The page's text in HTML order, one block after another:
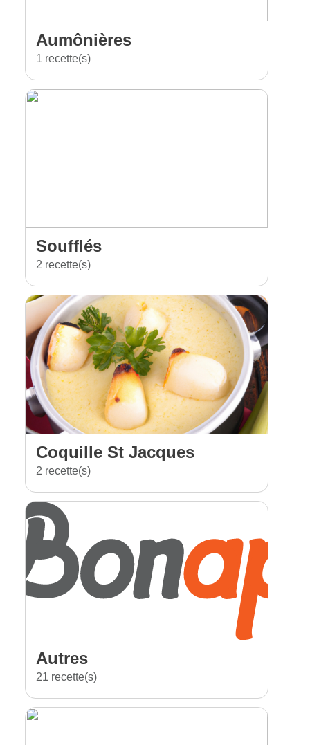
Aumônières
1 recette(s)
Soufflés
2 recette(s)
Coquille St Jacques
2 recette(s)
Autres
21 recette(s)